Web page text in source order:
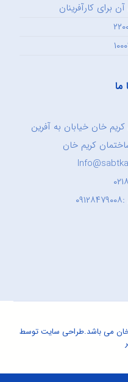
برای کارآفرینان
ما
خان خیابان به آفرین
طراحی سایتتوسط